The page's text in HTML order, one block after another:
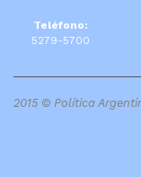
Teléfono:
5279-5700
2015 © Política